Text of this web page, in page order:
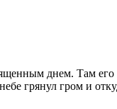
днем. Там его
грянул гром и